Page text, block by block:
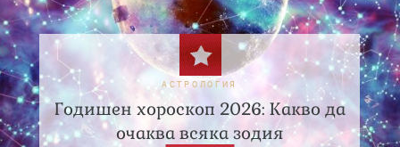
АСТРОЛОГИЯ
Годишен хороскоп 2026: Какво да
очаква всяка зодия